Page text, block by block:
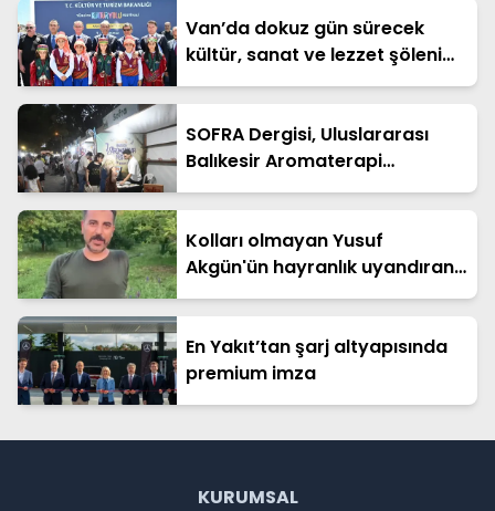
Van’da dokuz gün sürecek
kültür, sanat ve lezzet şöleni
başladı!
SOFRA Dergisi, Uluslararası
Balıkesir Aromaterapi
Festivali'nde yoğun ilgi gördü
Kolları olmayan Yusuf
Akgün'ün hayranlık uyandıran
başarı öyküsü: KAAN ATMACA
En Yakıt’tan şarj altyapısında
premium imza
KURUMSAL